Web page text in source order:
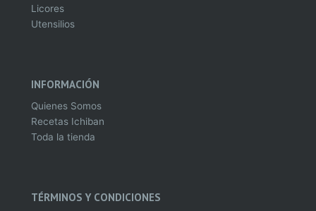
Licores
Utensilios
INFORMACIÓN
Quienes Somos
Recetas Ichiban
Toda la tienda
TÉRMINOS Y CONDICIONES